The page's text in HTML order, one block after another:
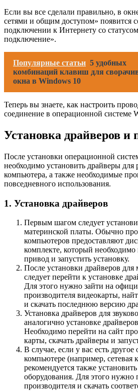
Если вы все сделали правильно, в
сетями и общим доступом» появится
подключении к Интернету со
подключение».
Популярные статьи 5 удобных
комбинаций клавиш для
окна в Windows 10
Теперь вы знаете, как настроить
соединение в операционной системе
Установка драйверов и
После установки операционной
необходимо установить драйверы для
компьютера, а также необходимые
повседневного использования.
1. Установка драйверов
Первым шагом следует
материнской платы. Обычно
компьютеров предоставляют
комплекте, который необходимо
привод и запустить установку.
После установки драйверов для
следует перейти к установке
Для этого нужно зайти на
производителя видеокарты,
и скачать последнюю версию
Установка драйверов для
аналогично установке
Необходимо перейти на сайт
карты, скачать драйверы и
В случае, если у вас есть другое
компьютере (например, сетевая
рекомендуется также
оборудования. Для этого нужно
производителя и скачать